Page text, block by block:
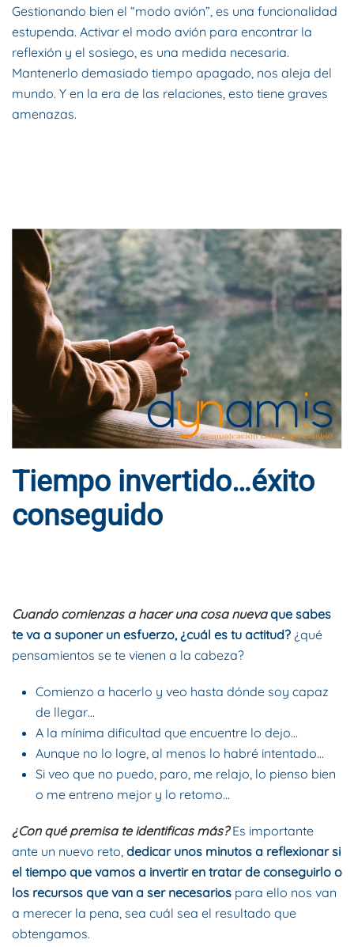
Gestionando bien el “modo avión”, es una funcionalidad
estupenda. Activar el modo avión para encontrar la
reflexión y el sosiego, es una medida necesaria.
Mantenerlo demasiado tiempo apagado, nos aleja del
mundo. Y en la era de las relaciones, esto tiene graves
amenazas.
Tiempo invertido…éxito
conseguido
Cuando comienzas a hacer una cosa nuevaque sabes
te va a suponer un esfuerzo, ¿cuál es tu actitud? ¿qué
pensamientos se te vienen a la cabeza?
Comienzo a hacerlo y veo hasta dónde soy capaz
de llegar…
A la mínima dificultad que encuentre lo dejo…
Aunque no lo logre, al menos lo habré intentado…
Si veo que no puedo, paro, me relajo, lo pienso bien
o me entreno mejor y lo retomo…
¿Con qué premisa te identificas más?Es importante
ante un nuevo reto, dedicar unos minutos a reflexionar si
el tiempo que vamos a invertir en tratar de conseguirlo o
los recursos que van a ser necesarios para ello nos van
a merecer la pena, sea cuál sea el resultado que
obtengamos.